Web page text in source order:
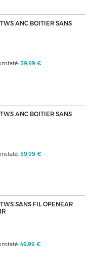
ANC BOITIER SANS
59,99 €
ANC BOITIER SANS
59,99 €
SANS FIL OPENEAR
49,99 €